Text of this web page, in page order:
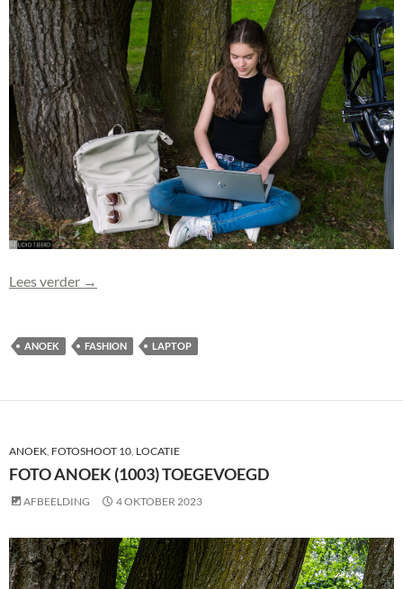
Lees verder Foto Anoek (1004) toegevoegd
→
ANOEK FASHION LAPTOP
ANOEK, FOTOSHOOT 10, LOCATIE
FOTO ANOEK (1003) TOEGEVOEGD
AFBEELDING 4 OKTOBER 2023